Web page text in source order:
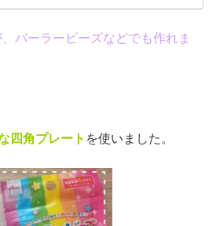
パーラービーズなどでも作れま
四角プレート を使いました。